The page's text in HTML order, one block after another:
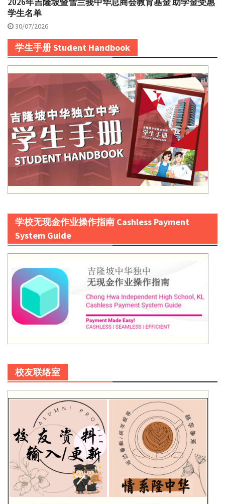
学生名单
30/07/2026
学生手册 Student Handbook
学校无现金作业操作指南 Cashless Payment
System Guide
校友联络室